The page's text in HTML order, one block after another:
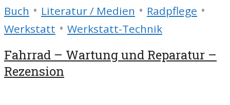
Buch • Literatur / Medien • Radpflege •
Werkstatt • Werkstatt-Technik
Fahrrad – Wartung und Reparatur –
Rezension